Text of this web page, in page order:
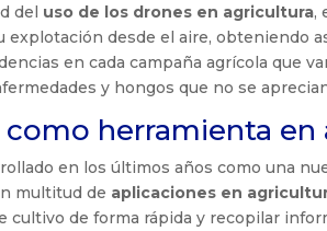
del uso de los drones en agricultura,
explotación desde el aire, obteniendo
en cada campaña agrícola que
y hongos que no se
herramienta
en los últimos años como una
multitud de aplicaciones en
cultivo de forma rápida y recopilar